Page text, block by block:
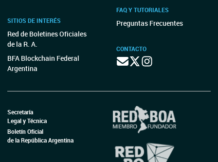
SITIOS DE INTERÉS
Red de Boletines Oficiales
de la R. A.
BFA Blockchain Federal
Argentina
FAQ Y TUTORIALES
Preguntas Frecuentes
CONTACTO
Secretaría
Legal y Técnica
Boletín Oficial
de la República Argentina